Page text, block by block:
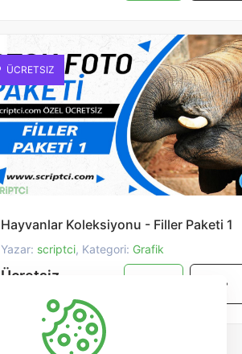
ÜCRETSIZ
Hayvanlar Koleksiyonu - Filler Paketi 1
Yazar: scriptci, Kategori: Grafik
Ücretsiz